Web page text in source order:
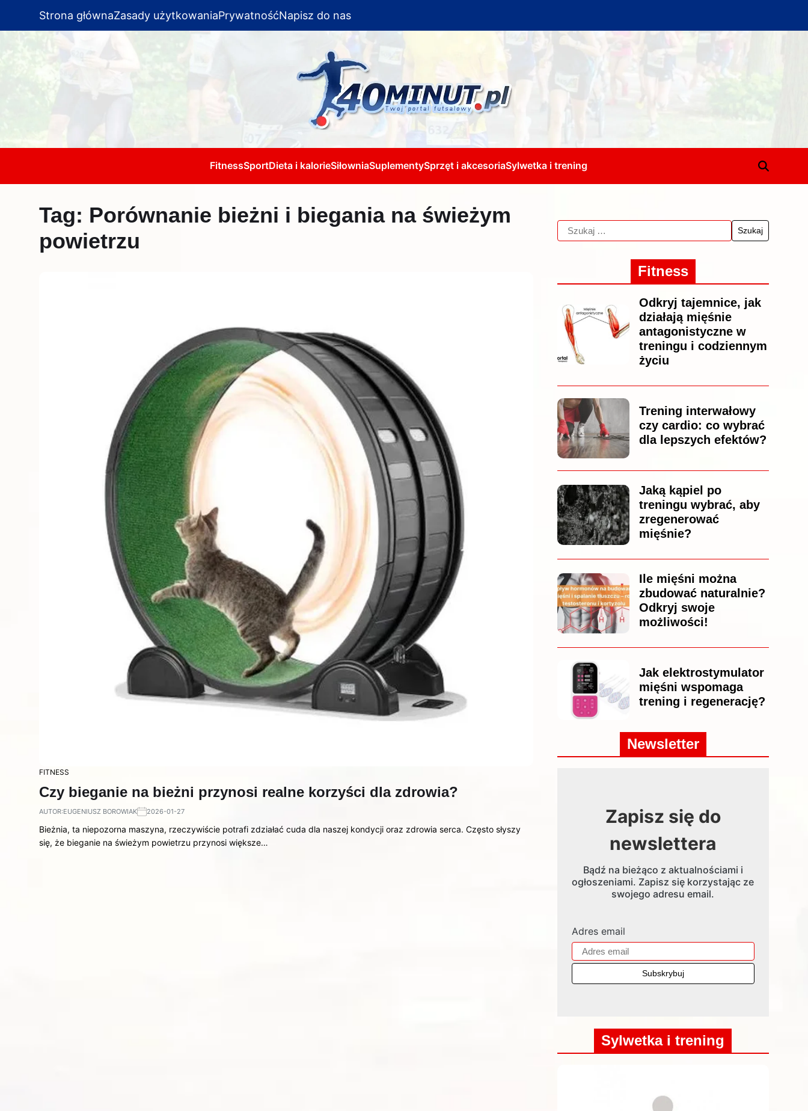
Strona głównaZasady użytkowaniaPrywatnośćNapisz do nas
FitnessSportDieta i kalorieSiłowniaSuplementySprzęt i akcesoriaSylwetka i trening
Tag: Porównanie bieżni i biegania na świeżym
powietrzu
FITNESS
Czy bieganie na bieżni przynosi realne korzyści dla zdrowia?
AUTOR:EUGENIUSZ BOROWIAK 2026-01-27
Bieżnia, ta niepozorna maszyna, rzeczywiście potrafi zdziałać cuda dla naszej kondycji oraz zdrowia serca. Często słyszy
się, że bieganie na świeżym powietrzu przynosi większe…
Fitness
Odkryj tajemnice, jak
działają mięśnie
antagonistyczne w
treningu i codziennym
życiu
Trening interwałowy
czy cardio: co wybrać
dla lepszych efektów?
Jaką kąpiel po
treningu wybrać, aby
zregenerować
mięśnie?
Ile mięśni można
zbudować naturalnie?
Odkryj swoje
możliwości!
Jak elektrostymulator
mięśni wspomaga
trening i regenerację?
Newsletter
Zapisz się do
newslettera
Bądź na bieżąco z aktualnościami i
ogłoszeniami. Zapisz się korzystając ze
swojego adresu email.
Adres email
Sylwetka i trening